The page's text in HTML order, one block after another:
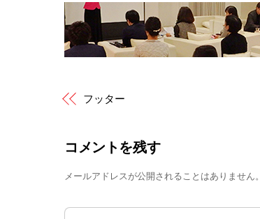
フッター
コメントを残す
メールアドレスが公開されることはありません。